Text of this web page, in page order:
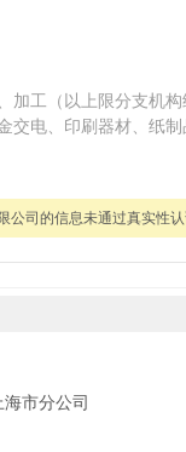
加工（以上限分支机
交电、印刷器材、纸
公司的信息未通过真实性
市分公司